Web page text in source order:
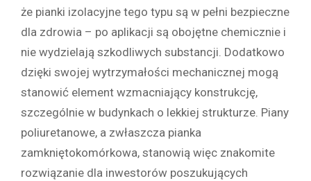
że pianki izolacyjne tego typu są w pełni bezpieczne
dla zdrowia – po aplikacji są obojętne chemicznie i
nie wydzielają szkodliwych substancji. Dodatkowo
dzięki swojej wytrzymałości mechanicznej mogą
stanowić element wzmacniający konstrukcję,
szczególnie w budynkach o lekkiej strukturze. Piany
poliuretanowe, a zwłaszcza pianka
zamkniętokomórkowa, stanowią więc znakomite
rozwiązanie dla inwestorów poszukujących